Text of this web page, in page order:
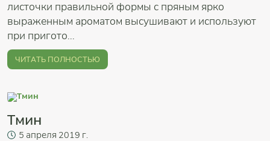
листочки правильной формы с пряным ярко
выраженным ароматом высушивают и используют
при пригото...
ЧИТАТЬ ПОЛНОСТЬЮ
Тмин
5 апреля 2019 г.